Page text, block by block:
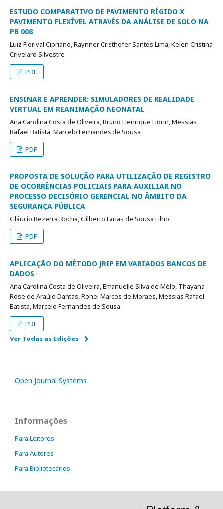
ESTUDO COMPARATIVO DE PAVIMENTO RÍGIDO X
PAVIMENTO FLEXÍVEL ATRAVÉS DA ANÁLISE DE SOLO NA
PB 008
Luiz Florival Cipriano, Raynner Cristhofer Santos Lima, Kelen Cristina
Crivelaro Silvestre
PDF
ENSINAR E APRENDER: SIMULADORES DE REALIDADE
VIRTUAL EM REANIMAÇÃO NEONATAL
Ana Carolina Costa de Oliveira, Bruno Henrique Fiorin, Messias
Rafael Batista, Marcelo Fernandes de Sousa
PDF
PROPOSTA DE SOLUÇÃO PARA UTILIZAÇÃO DE REGISTRO
DE OCORRÊNCIAS POLICIAIS PARA AUXILIAR NO
PROCESSO DECISÓRIO GERENCIAL NO ÂMBITO DA
SEGURANÇA PÚBLICA
Gláucio Bezerra Rocha, Gilberto Farias de Sousa Filho
PDF
APLICAÇÃO DO MÉTODO JRIP EM VARIADOS BANCOS DE
DADOS
Ana Carolina Costa de Oliveira, Emanuelle Silva de Mélo, Thayana
Rose de Araújo Dantas, Ronei Marcos de Moraes, Messias Rafael
Batista, Marcelo Fernandes de Sousa
PDF
Ver Todas as Edições
Open Journal Systems
Informações
Para Leitores
Para Autores
Para Bibliotecários